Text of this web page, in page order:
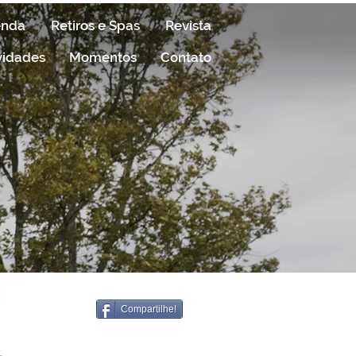
Retiros e Spas
Revista
Momentos Contato
Compartilhe!